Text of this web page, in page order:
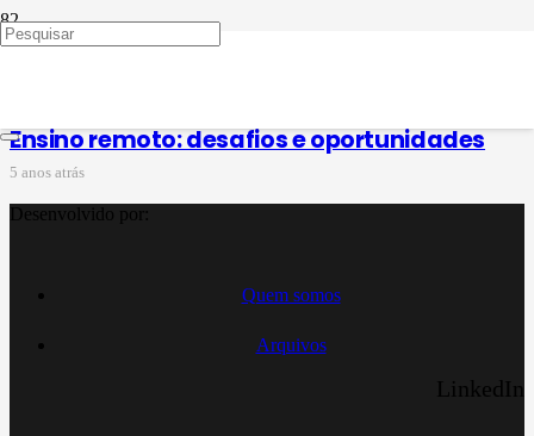
Formação docente
Ensino remoto: desafios e oportunidades
5 anos atrás
Desenvolvido por:
Quem somos
Arquivos
LinkedIn